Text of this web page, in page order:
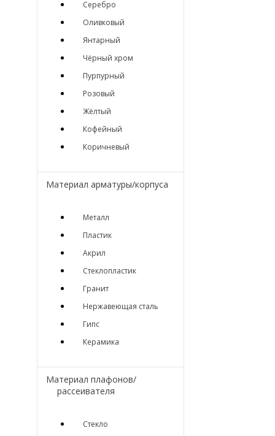
Серебро
Оливковый
Янтарный
Чёрный хром
Пурпурный
Розовый
Жёлтый
Кофейный
Коричневый
Материал арматуры/корпуса
Металл
Пластик
Акрил
Стеклопластик
Гранит
Нержавеющая сталь
Гипс
Керамика
Материал плафонов/
рассеивателя
Стекло